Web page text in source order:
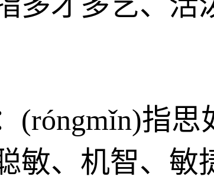
(róngmǐn)指
敏、机智、敏